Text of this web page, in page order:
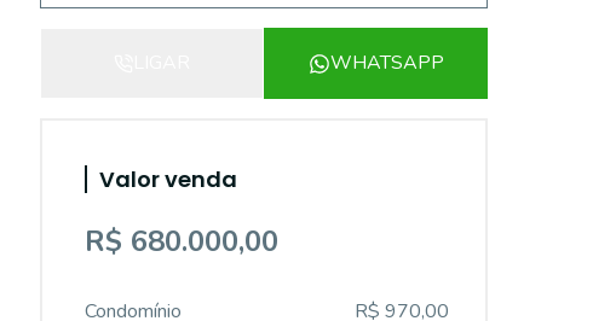
WHATSAPP
Valor venda
R$ 680.000,00
Condomínio R$ 970,00